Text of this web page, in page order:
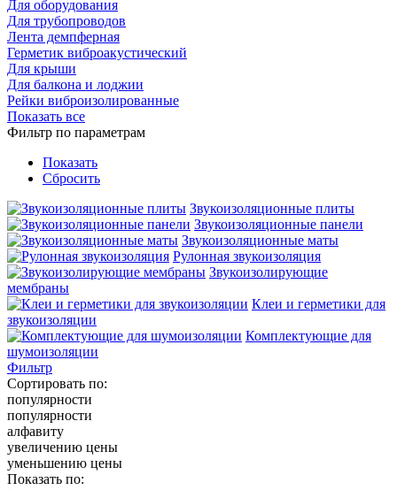
Для оборудования
Для трубопроводов
Лента демпферная
Герметик виброакустический
Для крыши
Для балкона и лоджии
Рейки виброизолированные
Показать все
Фильтр по параметрам
Показать
Сбросить
Звукоизоляционные плиты
Звукоизоляционные панели
Звукоизоляционные маты
Рулонная звукоизоляция
Звукоизолирующие
мембраны
Клеи и герметики для
звукоизоляции
Комплектующие для
шумоизоляции
Фильтр
Сортировать по:
популярности
популярности
алфавиту
увеличению цены
уменьшению цены
Показать по: